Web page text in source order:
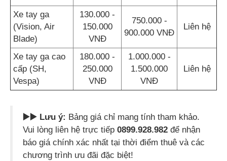
Xe tay ga
(Vision, Air
Blade)
130.000 -
150.000
VNĐ
750.000 -
900.000 VNĐ
Liên hệ
Xe tay ga cao
cấp (SH,
Vespa)
180.000 -
250.000
VNĐ
1.000.000 -
1.500.000
VNĐ
Liên hệ
▶️▶️ Lưu ý: Bảng giá chỉ mang tính tham khảo.
Vui lòng liên hệ trực tiếp 0899.928.982 để nhận
báo giá chính xác nhất tại thời điểm thuê và các
chương trình ưu đãi đặc biệt!